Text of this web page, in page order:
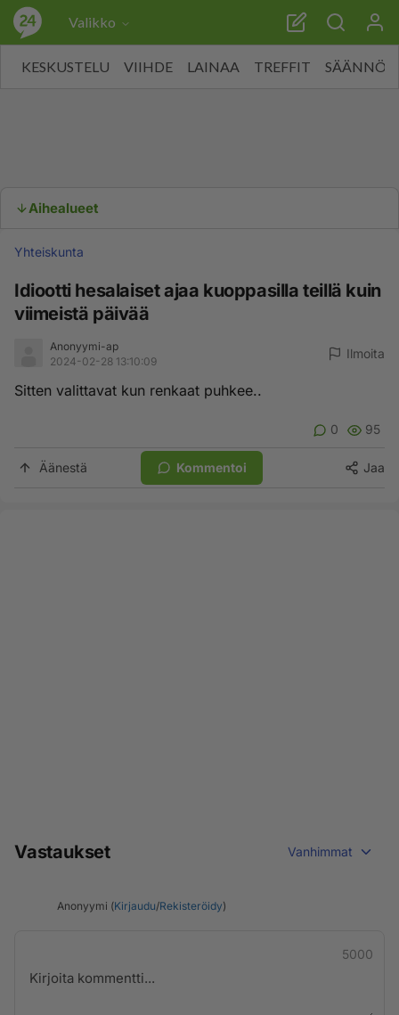
Valikko
KESKUSTELU VIIHDE LAINAA TREFFIT SÄÄNNÖT
Aihealueet
Yhteiskunta
Idiootti hesalaiset ajaa kuoppasilla teillä kuin
viimeistä päivää
Anonyymi-ap
2024-02-28 13:10:09
Ilmoita
Sitten valittavat kun renkaat puhkee..
0 95
Äänestä Kommentoi Jaa
Vastaukset Vanhimmat
Anonyymi (Kirjaudu/Rekisteröidy)
5000